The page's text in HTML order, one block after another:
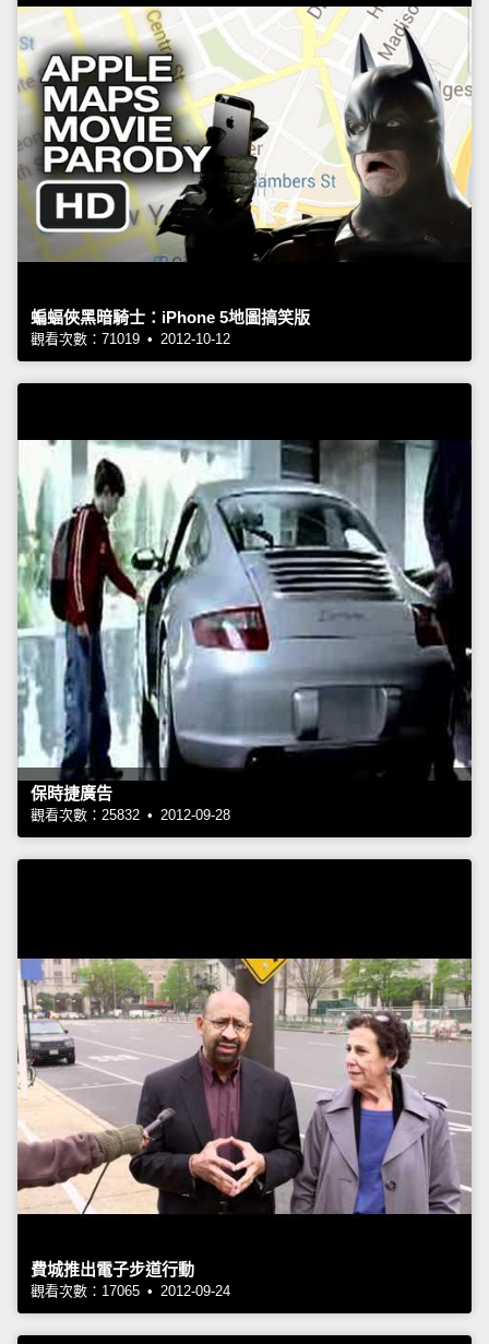
蝙蝠俠黑暗騎士：iPhone 5地圖搞笑版
觀看次數：71019 • 2012-10-12
保時捷廣告
觀看次數：25832 • 2012-09-28
費城推出電子步道行動
觀看次數：17065 • 2012-09-24